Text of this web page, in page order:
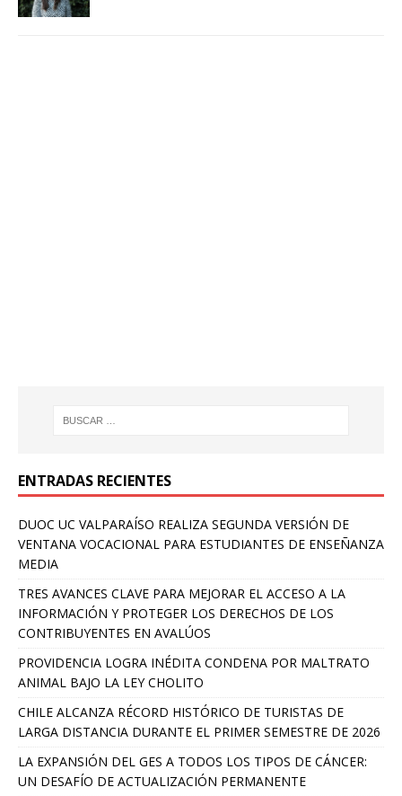
ENTRADAS RECIENTES
DUOC UC VALPARAÍSO REALIZA SEGUNDA VERSIÓN DE
VENTANA VOCACIONAL PARA ESTUDIANTES DE ENSEÑANZA
MEDIA
TRES AVANCES CLAVE PARA MEJORAR EL ACCESO A LA
INFORMACIÓN Y PROTEGER LOS DERECHOS DE LOS
CONTRIBUYENTES EN AVALÚOS
PROVIDENCIA LOGRA INÉDITA CONDENA POR MALTRATO
ANIMAL BAJO LA LEY CHOLITO
CHILE ALCANZA RÉCORD HISTÓRICO DE TURISTAS DE
LARGA DISTANCIA DURANTE EL PRIMER SEMESTRE DE 2026
LA EXPANSIÓN DEL GES A TODOS LOS TIPOS DE CÁNCER:
UN DESAFÍO DE ACTUALIZACIÓN PERMANENTE